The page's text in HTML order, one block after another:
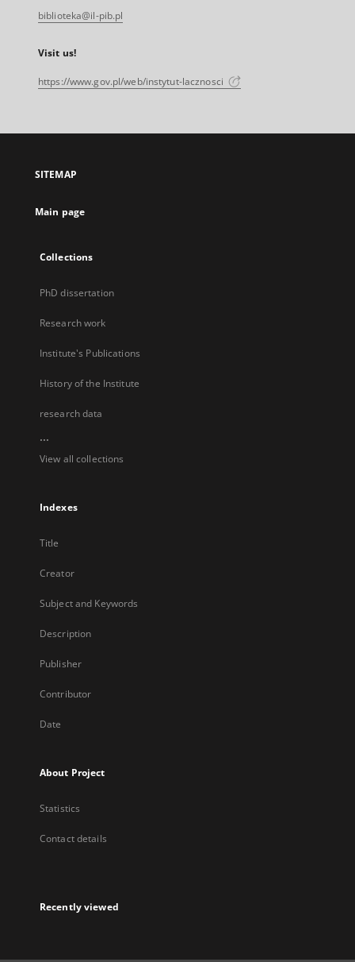
biblioteka@il-pib.pl
Visit us!
https://www.gov.pl/web/instytut-lacznosci
SITEMAP
Main page
Collections
PhD dissertation
Research work
Institute's Publications
History of the Institute
research data
...
View all collections
Indexes
Title
Creator
Subject and Keywords
Description
Publisher
Contributor
Date
About Project
Statistics
Contact details
Recently viewed